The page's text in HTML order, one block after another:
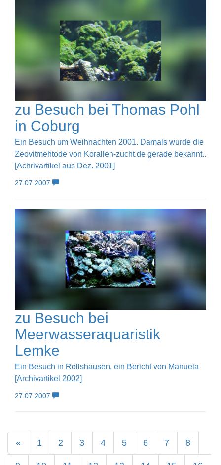
zu Besuch bei Thomas Pohl
in Coburg
Ein Besuch um Weihnachten 2001. Damals wurde die
Zeovitmehtode von Korallen-zucht.de gerade bekannt..
[Achrivartikel aus Dez. 2001]
27.07.2007
zu Besuch bei
Meerwasseraquaristik
Lemke
Ein Besuch in Rollshausen, ein Bericht von Manuela
[Archivartikel 2002]
27.07.2007
« 1 2 3 4 5 6 7 8